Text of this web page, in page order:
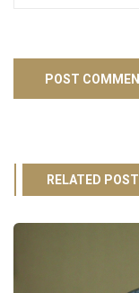
RELATED POST